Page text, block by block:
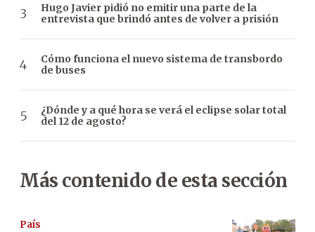
Hugo Javier pidió no emitir una parte de la
entrevista que brindó antes de volver a prisión
Cómo funciona el nuevo sistema de transbordo
de buses
¿Dónde y a qué hora se verá el eclipse solar total
del 12 de agosto?
Más contenido de esta sección
País